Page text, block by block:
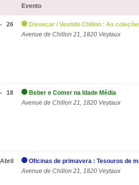
Evento
26
Dissecar / Vestido Chillon : As
Avenue de Chillon 21, 1820 Veytaux
18
Beber e Comer na Idade Média
Avenue de Chillon 21, 1820 Veytaux
Oficinas de primavera : Tesouros de
Avenue de Chillon 21, 1820 Veytaux